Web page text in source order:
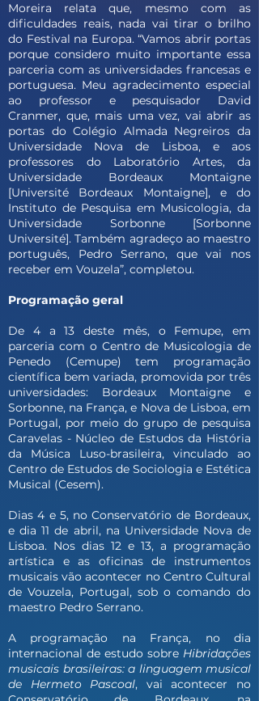
Moreira relata que, mesmo com as
dificuldades reais, nada vai tirar o brilho
do Festival na Europa. “Vamos abrir portas
porque considero muito importante essa
parceria com as universidades francesas e
portuguesa. Meu agradecimento especial
ao professor e pesquisador David
Cranmer, que, mais uma vez, vai abrir as
portas do Colégio Almada Negreiros da
Universidade Nova de Lisboa, e aos
professores do Laboratório Artes, da
Universidade Bordeaux Montaigne
[Université Bordeaux Montaigne], e do
Instituto de Pesquisa em Musicologia, da
Universidade Sorbonne [Sorbonne
Université]. Também agradeço ao maestro
português, Pedro Serrano, que vai nos
receber em Vouzela”, completou.
Programação geral
De 4 a 13 deste mês, o Femupe, em
parceria com o Centro de Musicologia de
Penedo (Cemupe) tem programação
científica bem variada, promovida por três
universidades: Bordeaux Montaigne e
Sorbonne, na França, e Nova de Lisboa, em
Portugal, por meio do grupo de pesquisa
Caravelas - Núcleo de Estudos da História
da Música Luso-brasileira, vinculado ao
Centro de Estudos de Sociologia e Estética
Musical (Cesem).
Dias 4 e 5, no Conservatório de Bordeaux,
e dia 11 de abril, na Universidade Nova de
Lisboa. Nos dias 12 e 13, a programação
artística e as oficinas de instrumentos
musicais vão acontecer no Centro Cultural
de Vouzela, Portugal, sob o comando do
maestro Pedro Serrano.
A programação na França, no dia
internacional de estudo sobre Hibridações
musicais brasileiras: a linguagem musical
de Hermeto Pascoal, vai acontecer no